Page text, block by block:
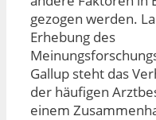
gezogen werden.
Erhebung des
Gallup steht das
der häufigen
einem